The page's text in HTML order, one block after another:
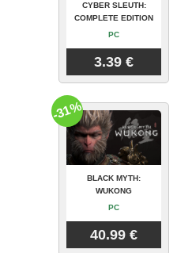
CYBER SLEUTH:
COMPLETE EDITION
PC
3.39 €
BLACK MYTH:
WUKONG
PC
40.99 €
-31%